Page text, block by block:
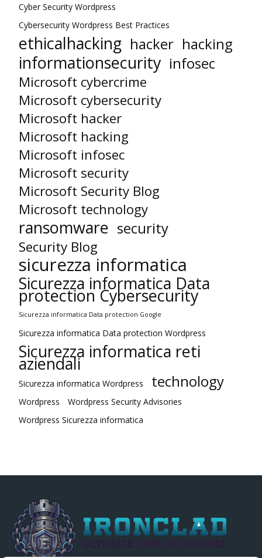
Cyber Security Wordpress
Cybersecurity Wordpress Best Practices
ethicalhacking hacker hacking
informationsecurity infosec
Microsoft cybercrime
Microsoft cybersecurity
Microsoft hacker
Microsoft hacking
Microsoft infosec
Microsoft security
Microsoft Security Blog
Microsoft technology
ransomware security
Security Blog
sicurezza informatica
Sicurezza informatica Data
protection Cybersecurity
Sicurezza informatica Data protection Google
Sicurezza informatica Data protection Wordpress
Sicurezza informatica reti
aziendali
Sicurezza informatica Wordpress technology
Wordpress
Wordpress Security Advisories
Wordpress Sicurezza informatica